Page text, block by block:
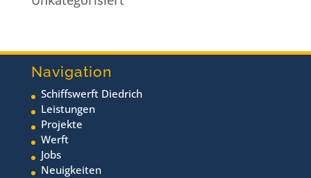
Navigation
Schiffswerft Diedrich
Leistungen
Projekte
Werft
Jobs
Neuigkeiten